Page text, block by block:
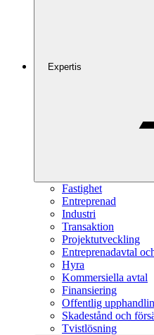
Expertis
Fastighet
Entreprenad
Industri
Transaktion
Projektutveckling
Entreprenadavtal
Hyra
Kommersiella avtal
Finansiering
Offentlig
Skadestånd och
Tvistlösning